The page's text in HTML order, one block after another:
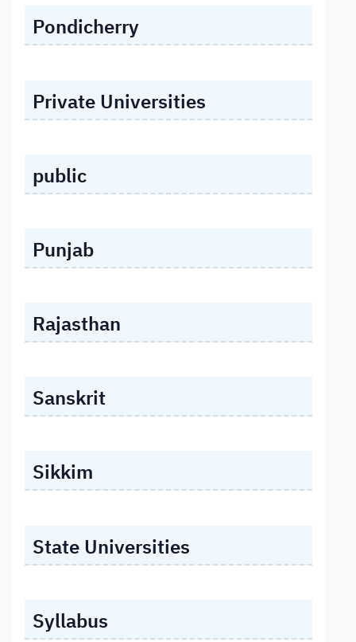
Pondicherry
Private Universities
public
Punjab
Rajasthan
Sanskrit
Sikkim
State Universities
Syllabus